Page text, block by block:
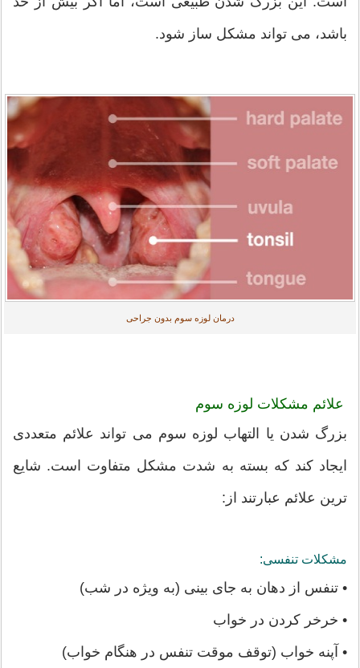
باشد، می تواند مشکل ساز شود.
درمان لوزه سوم بدون جراحی
علائم مشکلات لوزه سوم
بزرگ شدن یا التهاب لوزه سوم می تواند علائم متعددی
ایجاد کند که بسته به شدت مشکل متفاوت است. شایع
ترین علائم عبارتند از:
مشکلات تنفسی:
• تنفس از دهان به جای بینی (به ویژه در شب)
• خرخر کردن در خواب
• آپنه خواب (توقف موقت تنفس در هنگام خواب)